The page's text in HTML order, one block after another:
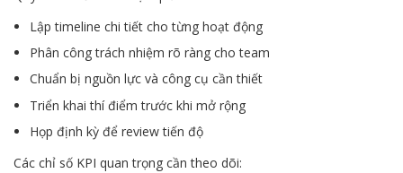
Lập timeline chi tiết cho từng hoạt động
Phân công trách nhiệm rõ ràng cho team
Chuẩn bị nguồn lực và công cụ cần thiết
Triển khai thí điểm trước khi mở rộng
Họp định kỳ để review tiến độ
Các chỉ số KPI quan trọng cần theo dõi: